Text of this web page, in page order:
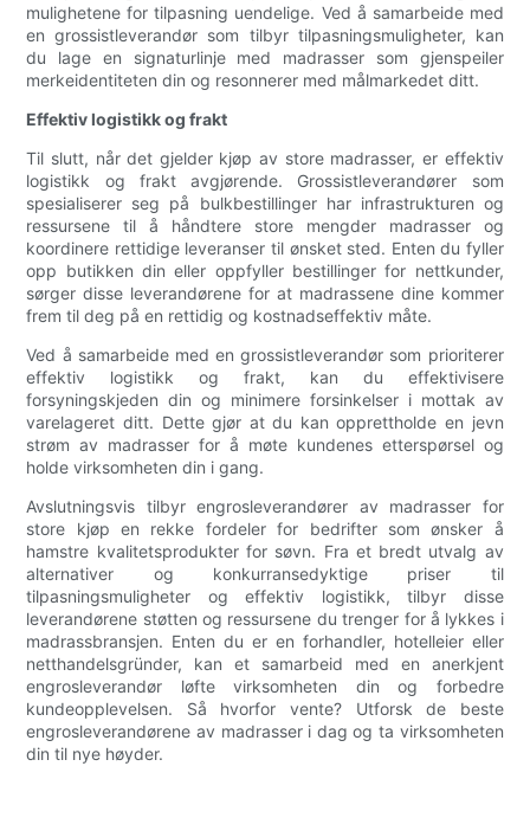
mulighetene for tilpasning uendelige. Ved å samarbeide med
en grossistleverandør som tilbyr tilpasningsmuligheter, kan
du lage en signaturlinje med madrasser som gjenspeiler
merkeidentiteten din og resonnerer med målmarkedet ditt.
Effektiv logistikk og frakt
Til slutt, når det gjelder kjøp av store madrasser, er effektiv
logistikk og frakt avgjørende. Grossistleverandører som
spesialiserer seg på bulkbestillinger har infrastrukturen og
ressursene til å håndtere store mengder madrasser og
koordinere rettidige leveranser til ønsket sted. Enten du fyller
opp butikken din eller oppfyller bestillinger for nettkunder,
sørger disse leverandørene for at madrassene dine kommer
frem til deg på en rettidig og kostnadseffektiv måte.
Ved å samarbeide med en grossistleverandør som prioriterer
effektiv logistikk og frakt, kan du effektivisere
forsyningskjeden din og minimere forsinkelser i mottak av
varelageret ditt. Dette gjør at du kan opprettholde en jevn
strøm av madrasser for å møte kundenes etterspørsel og
holde virksomheten din i gang.
Avslutningsvis tilbyr engrosleverandører av madrasser for
store kjøp en rekke fordeler for bedrifter som ønsker å
hamstre kvalitetsprodukter for søvn. Fra et bredt utvalg av
alternativer og konkurransedyktige priser til
tilpasningsmuligheter og effektiv logistikk, tilbyr disse
leverandørene støtten og ressursene du trenger for å lykkes i
madrassbransjen. Enten du er en forhandler, hotelleier eller
netthandelsgründer, kan et samarbeid med en anerkjent
engrosleverandør løfte virksomheten din og forbedre
kundeopplevelsen. Så hvorfor vente? Utforsk de beste
engrosleverandørene av madrasser i dag og ta virksomheten
din til nye høyder.